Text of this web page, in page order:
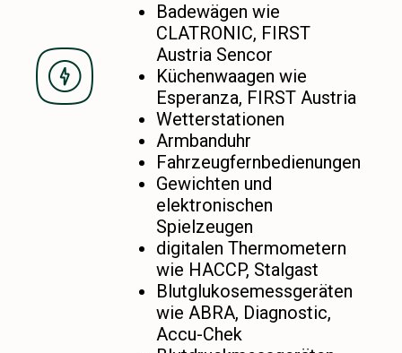
Badewägen wie
CLATRONIC, FIRST
Austria Sencor
Küchenwaagen wie
Esperanza, FIRST Austria
Wetterstationen
Armbanduhr
Fahrzeugfernbedienungen
Gewichten und
elektronischen
Spielzeugen
digitalen Thermometern
wie HACCP, Stalgast
Blutglukosemessgeräten
wie ABRA, Diagnostic,
Accu-Chek